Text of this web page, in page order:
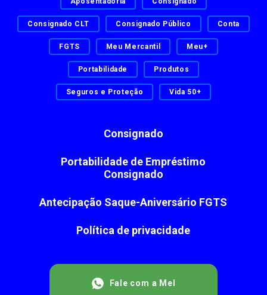
Consignado
Portabilidade de Empréstimo
Consignado
Antecipação Saque-Aniversário FGTS
Política de privacidade
Fale com a Mel
Consignado CLT Consignado Público Conta
FGTS Meu Mercantil Meu+
Portabilidade Produtos
Seguros e Proteção Vida 50+